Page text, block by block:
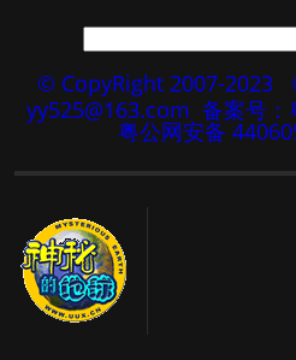
© CopyRight 2007-2023
yy525@163.com 备案号：
粤公网安备